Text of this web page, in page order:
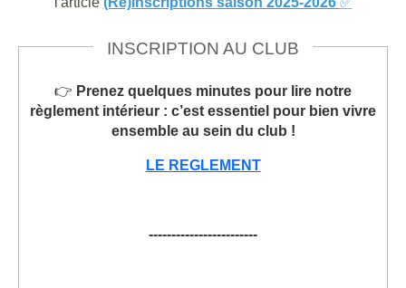
INSCRIPTION AU CLUB
👉 Prenez quelques minutes pour lire notre
règlement intérieur : c’est essentiel pour bien vivre
ensemble au sein du club !
LE REGLEMENT
------------------------